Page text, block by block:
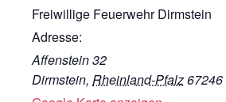
Freiwillige Feuerwehr Dirmstein
Adresse:
Affenstein 32
Dirmstein, Rheinland-Pfalz67246